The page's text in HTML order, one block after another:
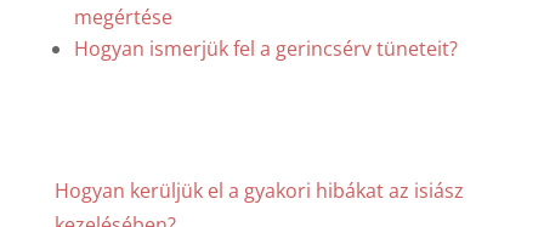
megértése
Hogyan ismerjük fel a gerincsérv tüneteit?
Hogyan kerüljük el a gyakori hibákat az isiász